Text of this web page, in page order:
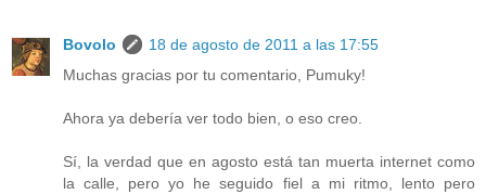
Bovolo
18 de agosto de 2011 a las 17:55
Muchas gracias por tu comentario, Pumuky!
Ahora ya debería ver todo bien, o eso creo.
Sí, la verdad que en agosto está tan muerta internet como
la calle, pero yo he seguido fiel a mi ritmo, lento pero